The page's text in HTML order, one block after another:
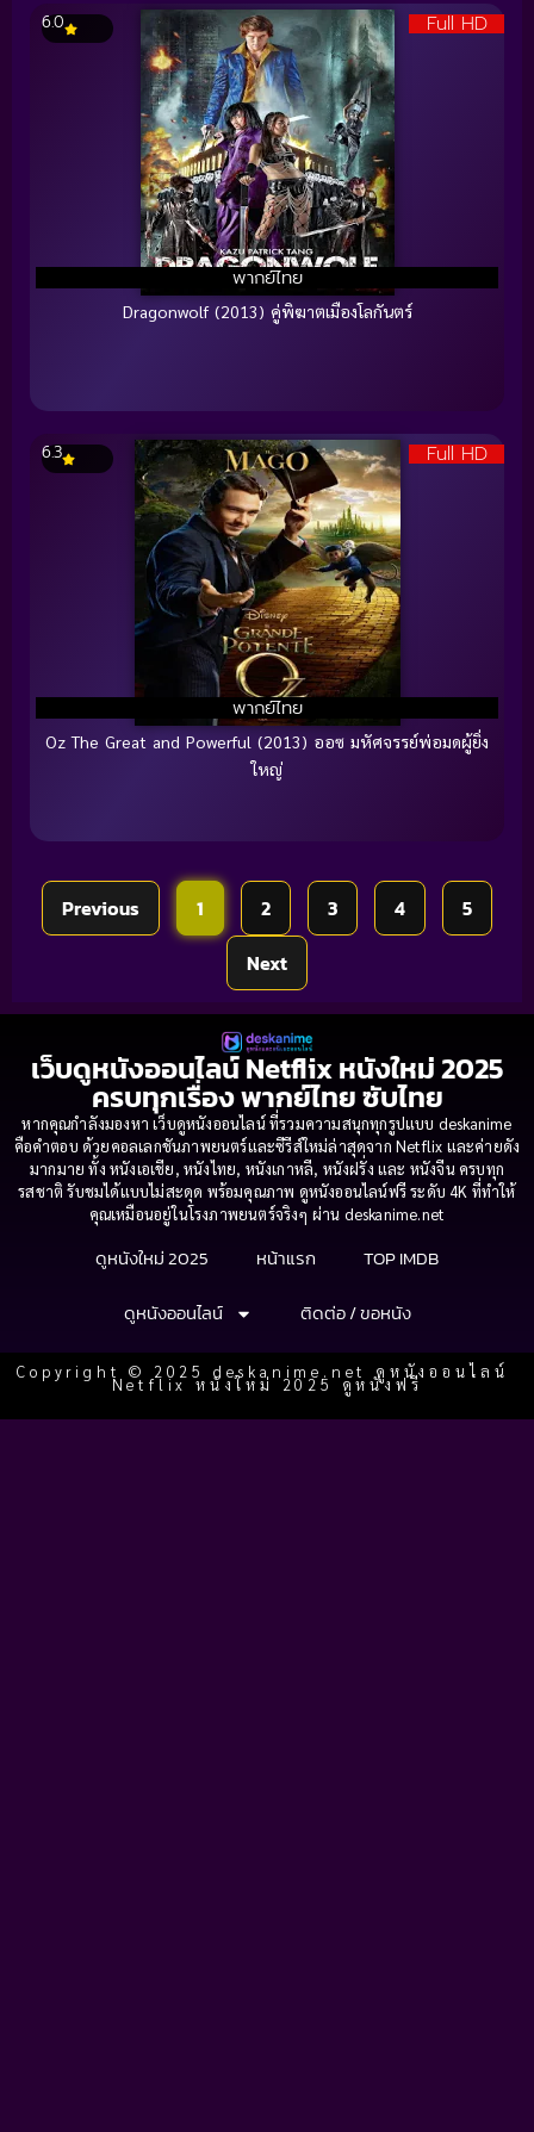
Full HD
พากย์ไทย
6.0
Dragonwolf (2013) คู่พิฆาตเมืองโลกันตร์
Full HD
พากย์ไทย
6.3
Oz The Great and Powerful (2013) ออซ มหัศจรรย์พ่อมดผู้ยิ่ง
ใหญ่
Previous 1 2 3 4
5
Next
เว็บดูหนังออนไลน์ Netflix หนังใหม่ 2025
ครบทุกเรื่อง พากย์ไทย ซับไทย
หากคุณกำลังมองหา เว็บดูหนังออนไลน์ ที่รวมความสนุกทุกรูปแบบ deskanime
คือคำตอบ ด้วยคอลเลกชันภาพยนตร์และซีรีส์ใหม่ล่าสุดจาก Netflix และค่ายดัง
มากมาย ทั้ง หนังเอเชีย, หนังไทย, หนังเกาหลี, หนังฝรั่ง และ หนังจีน ครบทุก
รสชาติ รับชมได้แบบไม่สะดุด พร้อมคุณภาพ ดูหนังออนไลน์ฟรี ระดับ 4K ที่ทำให้
คุณเหมือนอยู่ในโรงภาพยนตร์จริงๆ ผ่าน deskanime.net
ดูหนังใหม่ 2025 หน้าแรก
TOP IMDB
ดูหนังออนไลน์
ติดต่อ / ขอหนัง
Copyright © 2025 deskanime.net ดูหนังออนไลน์
Netflix หนังใหม่ 2025 ดูหนังฟรี